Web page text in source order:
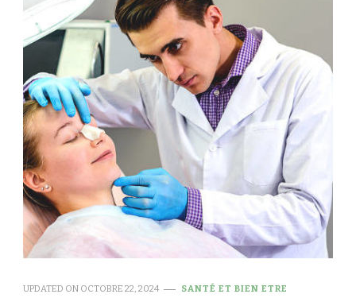
UPDATED ON OCTOBRE 22, 2024 SANTÉ ET BIEN ETRE